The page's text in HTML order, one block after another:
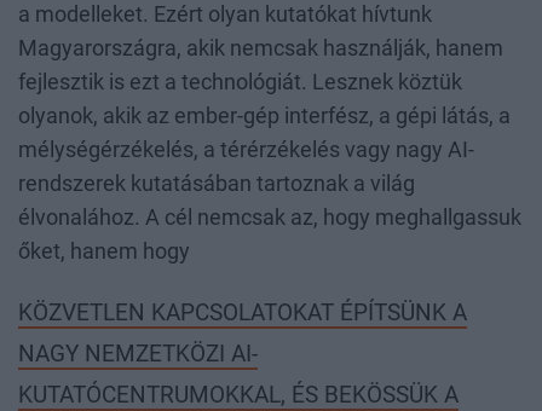
a modelleket. Ezért olyan kutatókat hívtunk
Magyarországra, akik nemcsak használják, hanem
fejlesztik is ezt a technológiát. Lesznek köztük
olyanok, akik az ember-gép interfész, a gépi látás, a
mélységérzékelés, a térérzékelés vagy nagy AI-
rendszerek kutatásában tartoznak a világ
élvonalához. A cél nemcsak az, hogy meghallgassuk
őket, hanem hogy
KÖZVETLEN KAPCSOLATOKAT ÉPÍTSÜNK A
NAGY NEMZETKÖZI AI-
KUTATÓCENTRUMOKKAL, ÉS BEKÖSSÜK A